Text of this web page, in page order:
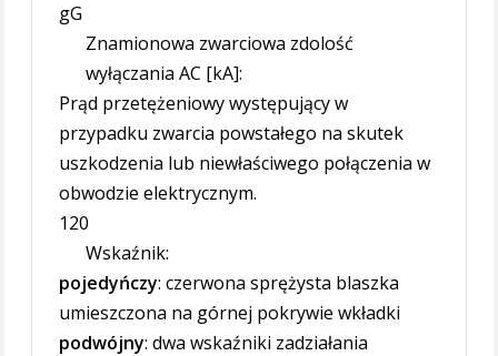
gG
Znamionowa zwarciowa zdolość
wyłączania AC [kA]:
Prąd przetężeniowy występujący w
przypadku zwarcia powstałego na skutek
uszkodzenia lub niewłaściwego połączenia w
obwodzie elektrycznym.
120
Wskaźnik:
pojedyńczy: czerwona sprężysta blaszka
umieszczona na górnej pokrywie wkładki
podwójny: dwa wskaźniki zadziałania